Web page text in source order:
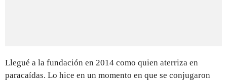
Llegué a la fundación en 2014 como quien aterriza en
paracaídas. Lo hice en un momento en que se conjugaron